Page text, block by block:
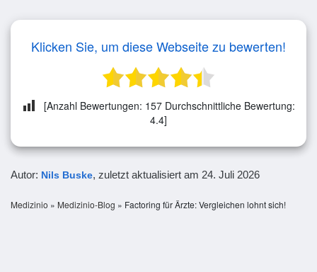
Klicken Sie, um diese Webseite zu bewerten!
[Anzahl Bewertungen: 157Durchschnittliche Bewertung:
4.4]
Autor: Nils Buske, zuletzt aktualisiert am 24. Juli 2026
Medizinio » Medizinio-Blog » Factoring für Ärzte: Vergleichen lohnt sich!